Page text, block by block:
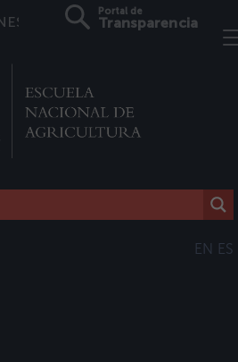
Portal de
Transparencia
EN ES